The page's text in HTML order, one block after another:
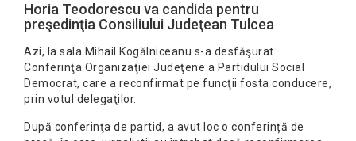
Horia Teodorescu va candida pentru
preşedinţia Consiliului Judeţean Tulcea
Azi, la sala Mihail Kogălniceanu s-a desfăşurat
Conferinţa Organizaţiei Judeţene a Partidului Social
Democrat, care a reconfirmat pe funcţii fosta conducere,
prin votul delegaţilor.
După conferinţa de partid, a avut loc o conferință de